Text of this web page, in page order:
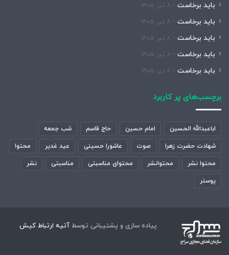
باید برخاست ۸ تیر ۱۴۰۵
باید برخاست ۸ تیر ۱۴۰۵
باید برخاست ۸ تیر ۱۴۰۵
باید برخاست ۸ تیر ۱۴۰۵
باید برخاست ۸ تیر ۱۴۰۵
برچسب‌های پر کاربرد
اباعبدالله الحسین امام حسین حاج قاسم شب جمعه
شهادت حضرت زهرا صوت عاشورا حسینی عید غدیر محتوا
محتوا نشر محتوانشر محتوای مناسبتی مناسبتی نشر
پوستر
پیاده سازی و پشتیبانی توسط آتیه ارتباط کیش